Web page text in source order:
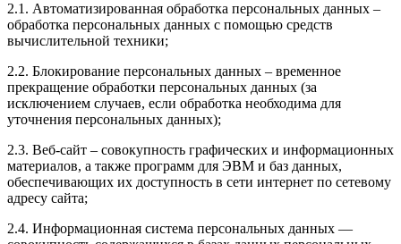
2.1. Автоматизированная обработка персональных данных –
обработка персональных данных с помощью средств
вычислительной техники;
2.2. Блокирование персональных данных – временное
прекращение обработки персональных данных (за
исключением случаев, если обработка необходима для
уточнения персональных данных);
2.3. Веб-сайт – совокупность графических и информационных
материалов, а также программ для ЭВМ и баз данных,
обеспечивающих их доступность в сети интернет по сетевому
адресу сайта;
2.4. Информационная система персональных данных —